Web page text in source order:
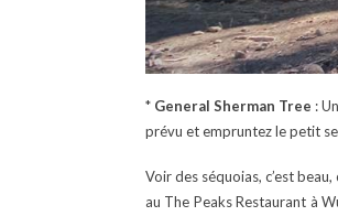
* General Sherman Tree :
prévu et empruntez le petit
Voir des séquoias, c’est
au The Peaks Restaurant à